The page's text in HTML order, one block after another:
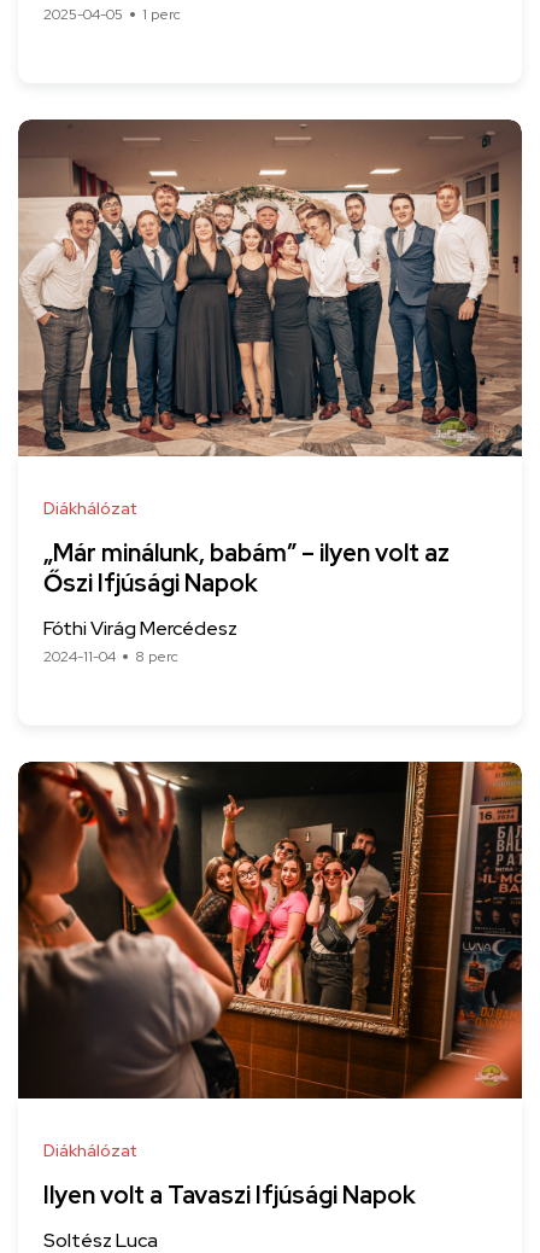
2025-04-05 1 perc
Diákhálózat
„Már minálunk, babám” – ilyen volt az
Őszi Ifjúsági Napok
Fóthi Virág Mercédesz
2024-11-04 8 perc
Diákhálózat
Ilyen volt a Tavaszi Ifjúsági Napok
Soltész Luca